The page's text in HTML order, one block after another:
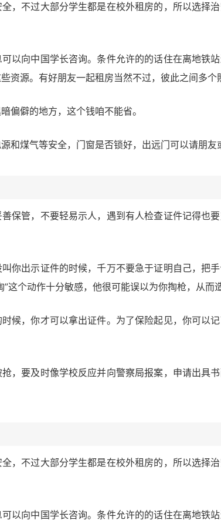
，不过大部分学生都是在校外租房的，所以选择
以向中国学长咨询。条件允许的的话住在离地铁
资源。有好朋友一起租房当然不过，彼此之间多个
偏僻的地方，这个钱咱不能省。
和煤气等安全，门窗是否锁好，出远门可以请朋友
保管，不要轻易示人，遇到有人检查证件记得也
你出示证件的时候，千万不要急于证明自己，把
这个动作十分敏感，他很可能误以为你掏枪，从而
候，你才可以拿出证件。为了保险起见，你可以
，要及时像学校反应并向警察局报案，申请出具
，不过大部分学生都是在校外租房的，所以选择
以向中国学长咨询。条件允许的的话住在离地铁